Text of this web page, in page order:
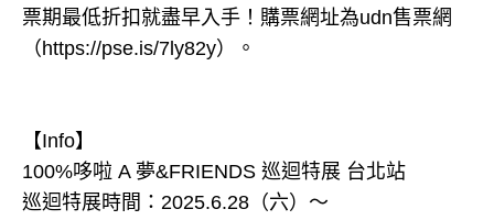
票期最低折扣就盡早入手！購票網址為udn售票網
（https://pse.is/7ly82y）。
【Info】
100%哆啦 A 夢&FRIENDS 巡迴特展 台北站
巡迴特展時間：2025.6.28（六）～